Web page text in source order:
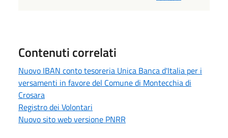
Contenuti correlati
Nuovo IBAN conto tesoreria Unica Banca d'Italia per i
versamenti in favore del Comune di Montecchia di
Crosara
Registro dei Volontari
Nuovo sito web versione PNRR